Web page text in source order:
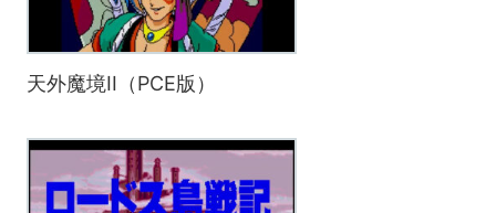
天外魔境II（PCE版）